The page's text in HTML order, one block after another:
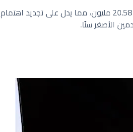
فقد شهد ارتفاعًا في التحميلات ليصل إلى 20.58 مليون، مما يدل على تجديد اهتمام
الأصغر سنًا.